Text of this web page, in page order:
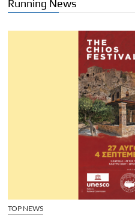
Running News
TOP NEWS